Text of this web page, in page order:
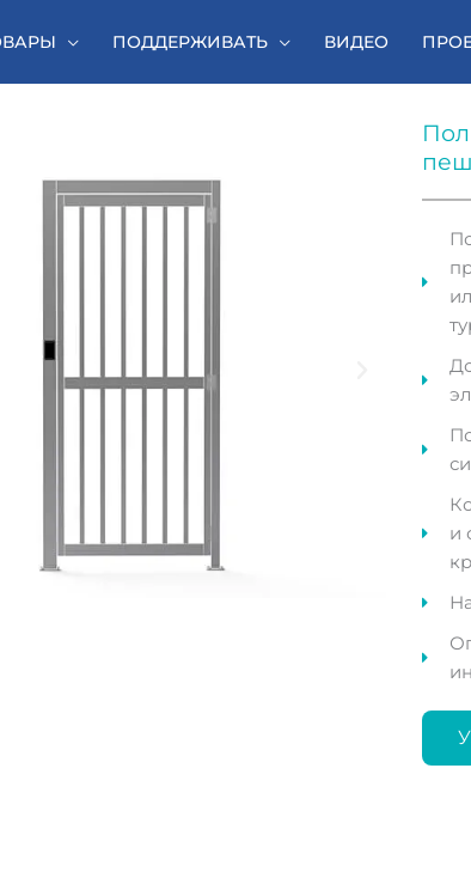
ПОДДЕРЖИВАТЬ ВИДЕО
и